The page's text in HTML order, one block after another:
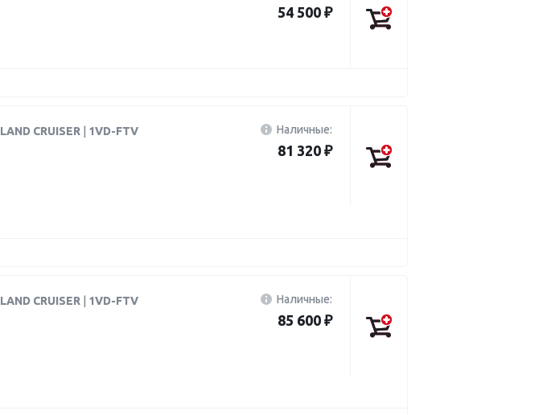
54 500 ₽
LAND CRUISER 1VD-FTV Наличные:
81 320 ₽
LAND CRUISER 1VD-FTV Наличные:
85 600 ₽